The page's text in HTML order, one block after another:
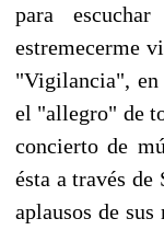
para
estremecerme
"Vigilancia", en
el "allegro" de
concierto de
ésta a través
aplausos de